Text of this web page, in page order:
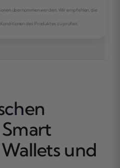
übernommen werden. Wir empfehlen, die
des Produktes zu prüfen.
und